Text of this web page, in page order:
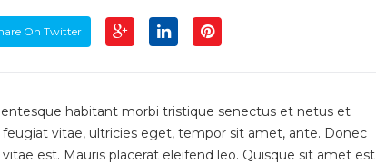
On Twitter
habitant morbi tristique senectus et netus et
vitae, ultricies eget, tempor sit amet, ante. Donec
est. Mauris placerat eleifend leo. Quisque sit amet est